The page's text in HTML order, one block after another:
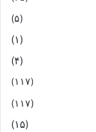
(۵)
(۱)
(۴)
(۱۱۷)
(۱۱۷)
(۱۵)